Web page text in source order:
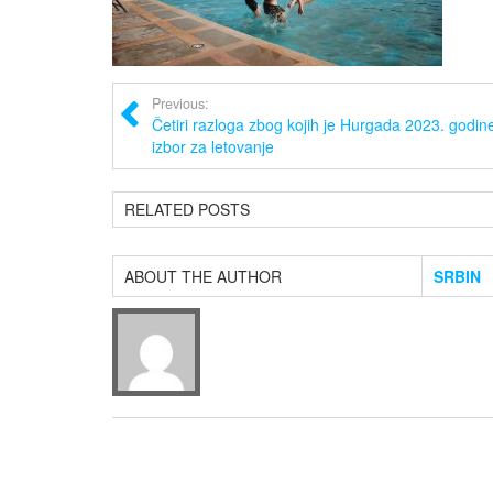
Previous:
Četiri razloga zbog kojih je Hurgada 2023.
izbor za letovanje
RELATED POSTS
ABOUT THE AUTHOR SRBIN